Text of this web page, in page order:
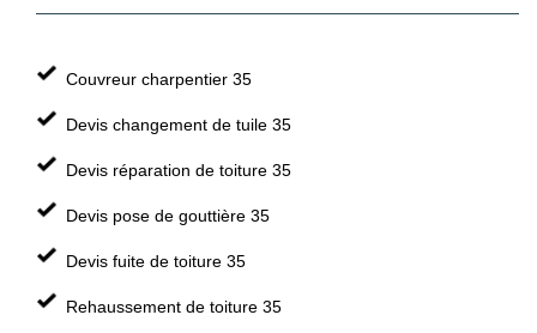
Couvreur charpentier 35
Devis changement de tuile 35
Devis réparation de toiture 35
Devis pose de gouttière 35
Devis fuite de toiture 35
Rehaussement de toiture 35